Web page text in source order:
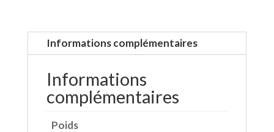
Informations complémentaires
Informations
complémentaires
Poids